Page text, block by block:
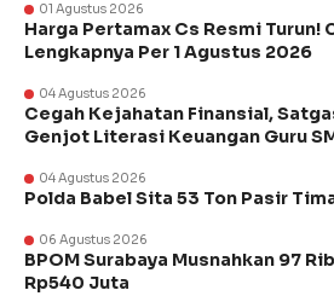
01 Agustus 2026
Harga Pertamax Cs Resmi Turun!
Lengkapnya Per 1 Agustus 2026
04 Agustus 2026
Cegah Kejahatan Finansial,
Genjot Literasi Keuangan Guru
04 Agustus 2026
Polda Babel Sita 53 Ton Pasir
06 Agustus 2026
BPOM Surabaya Musnahkan 97
Rp540 Juta